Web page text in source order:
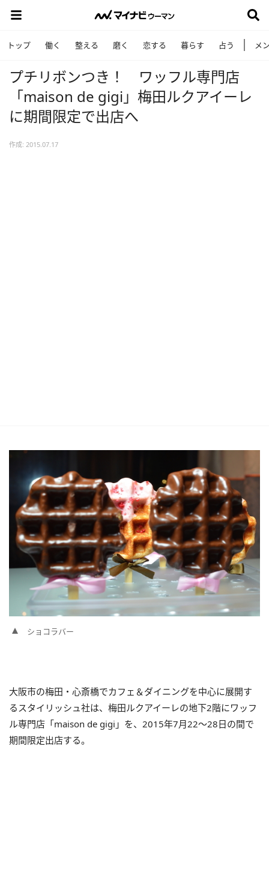
トップ 働く 整える 磨く 恋する 暮らす 占う メ
プチリボンつき！ ワッフル専門店
「maison de gigi」梅田ルクアイーレ
に期間限定で出店へ
作成: 2015.07.17
ショコラバー
大阪市の梅田・心斎橋でカフェ＆ダイニングを中心に展開す
るスタイリッシュ社は、梅田ルクアイーレの地下2階にワッフ
ル専門店「maison de gigi」を、2015年7月22～28日の間で
期間限定出店する。